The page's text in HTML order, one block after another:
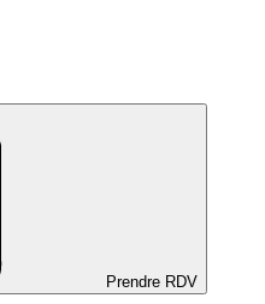
Prendre RDV